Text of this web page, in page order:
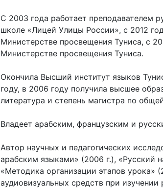
С 2003 года работает преподавателем
школе «Лицей Улицы России», с 2012
Министерстве просвещения Туниса, с
Министерстве просвещения Туниса.
Окончила Высший институт языков
году, в 2006 году получила высшее
литература и степень магистра по
Владеет арабским, французским и
Автор научных и педагогических
арабским языками» (2006 г.), «Русский
«Методика организации этапов урока»
аудиовизуальных средств при изучении